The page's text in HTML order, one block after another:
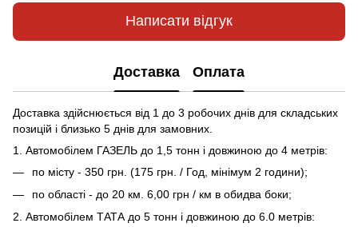
Написати відгук
Доставка Оплата
Доставка здійснюється від 1 до 3 робочих днів для складських
позицій і близько 5 днів для замовних.
1. Автомобілем ГАЗЕЛЬ до 1,5 тонн і довжиною до 4 метрів:
по місту - 350 грн. (175 грн. / Год, мінімум 2 години);
по області - до 20 км. 6,00 грн / км в обидва боки;
2. Автомобілем ТАТА до 5 тонн і довжиною до 6.0 метрів: